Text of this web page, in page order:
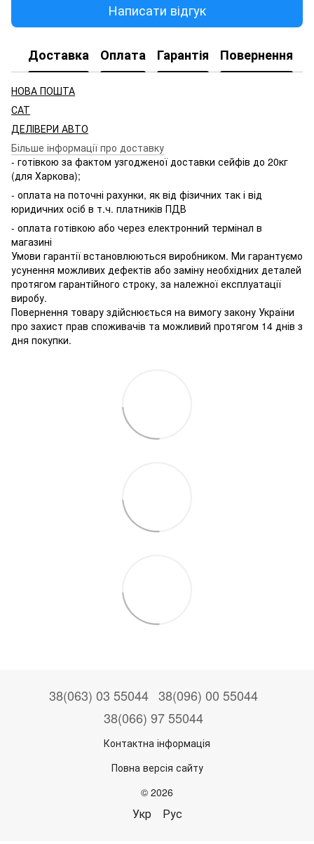
Написати відгук
Доставка Оплата Гарантія Повернення
НОВА ПОШТА
САТ
ДЕЛІВЕРИ АВТО
Більше інформації про доставку
- готівкою за фактом узгодженої доставки сейфів до 20кг
(для Харкова);
- оплата на поточні рахунки, як від фізичних так і від
юридичних осіб в т.ч. платників ПДВ
- оплата готівкою або через електронний термінал в
магазині
Умови гарантії встановлюються виробником. Ми гарантуємо
усунення можливих дефектів або заміну необхідних деталей
протягом гарантійного строку, за належної експлуатації
виробу.
Повернення товару здійснюється на вимогу закону України
про захист прав споживачів та можливий протягом 14 днів з
дня покупки.
38(063) 03 55044 38(096) 00 55044
38(066) 97 55044
Контактна інформація
Повна версія сайту
© 2026
Укр Рус